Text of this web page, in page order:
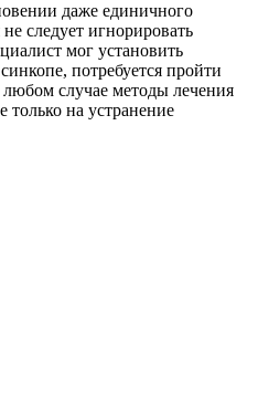
даже единичного
следует игнорировать
мог установить
потребуется пройти
случае методы лечения
только на устранение